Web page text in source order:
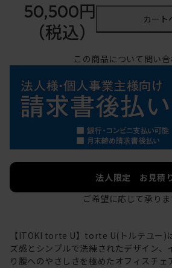
50,500円
（税込）
カート
この商品について問い合
法人限定 お見積
ご希望に応じて承りま
【ITOKI torte U】torte U(トルテユー)
ズ感とシンプルで洗練されたデザイン、
り腰へのやさしさを極めたオフィスチェ